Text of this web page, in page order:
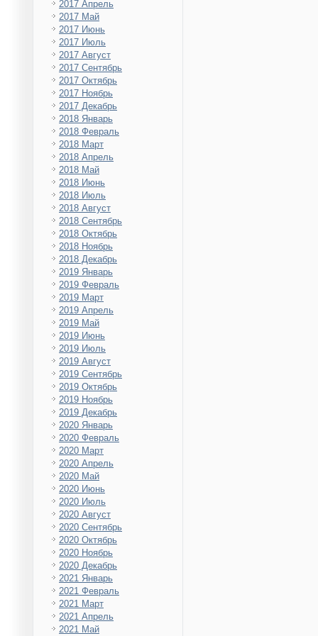
2017 Апрель
2017 Май
2017 Июнь
2017 Июль
2017 Август
2017 Сентябрь
2017 Октябрь
2017 Ноябрь
2017 Декабрь
2018 Январь
2018 Февраль
2018 Март
2018 Апрель
2018 Май
2018 Июнь
2018 Июль
2018 Август
2018 Сентябрь
2018 Октябрь
2018 Ноябрь
2018 Декабрь
2019 Январь
2019 Февраль
2019 Март
2019 Апрель
2019 Май
2019 Июнь
2019 Июль
2019 Август
2019 Сентябрь
2019 Октябрь
2019 Ноябрь
2019 Декабрь
2020 Январь
2020 Февраль
2020 Март
2020 Апрель
2020 Май
2020 Июнь
2020 Июль
2020 Август
2020 Сентябрь
2020 Октябрь
2020 Ноябрь
2020 Декабрь
2021 Январь
2021 Февраль
2021 Март
2021 Апрель
2021 Май